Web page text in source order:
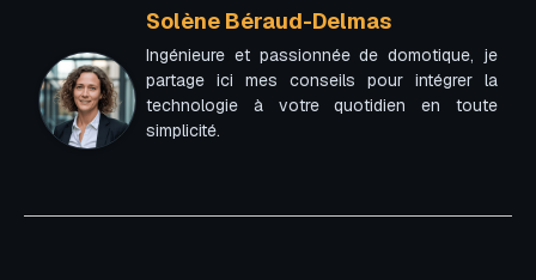
Solène Béraud-Delmas
Ingénieure et passionnée de domotique, je
partage ici mes conseils pour intégrer la
technologie à votre quotidien en toute
simplicité.